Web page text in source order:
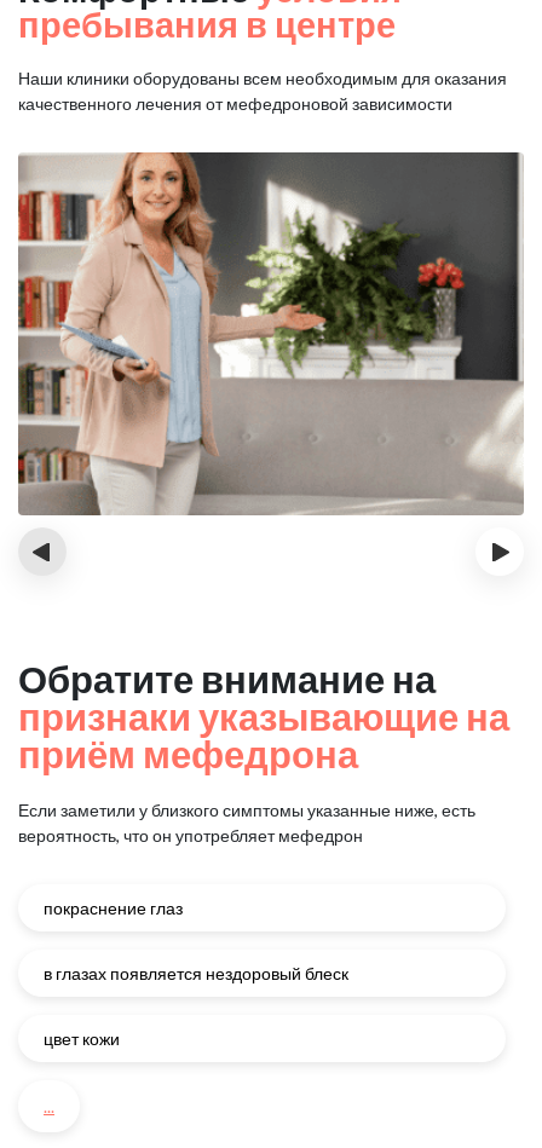
пребывания в центре
Наши клиники оборудованы всем необходимым для оказания
качественного лечения от мефедроновой зависимости
‹ ›
Обратите внимание на
признаки указывающие на
приём мефедрона
Если заметили у близкого симптомы указанные ниже, есть
вероятность, что он употребляет мефедрон
покраснение глаз
в глазах появляется нездоровый блеск
цвет кожи
...